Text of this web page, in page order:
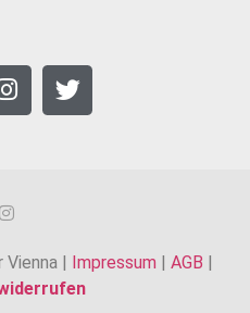
| Impressum | AGB |